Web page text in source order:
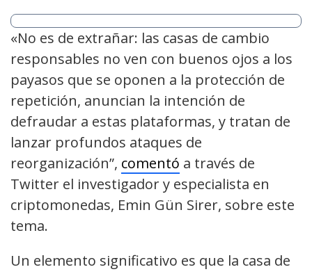
«No es de extrañar: las casas de cambio
responsables no ven con buenos ojos a los
payasos que se oponen a la protección de
repetición, anuncian la intención de
defraudar a estas plataformas, y tratan de
lanzar profundos ataques de
reorganización”, comentó a través de
Twitter el investigador y especialista en
criptomonedas, Emin Gün Sirer, sobre este
tema.
Un elemento significativo es que la casa de